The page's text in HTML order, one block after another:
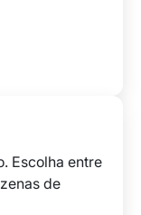
Escolha entre
de